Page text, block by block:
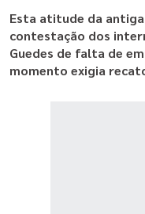
contestação dos
Guedes de falta de
momento exigia
Esta atitude da
contestação dos
Guedes de falta de
momento exigia